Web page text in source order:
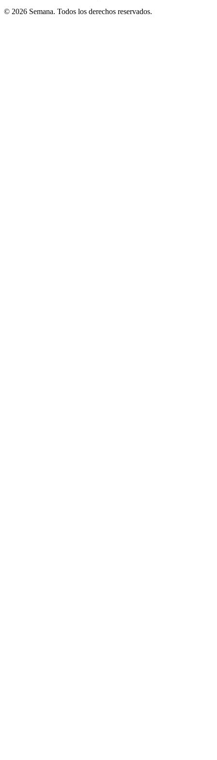
© 2026 Semana. Todos los derechos reservados.